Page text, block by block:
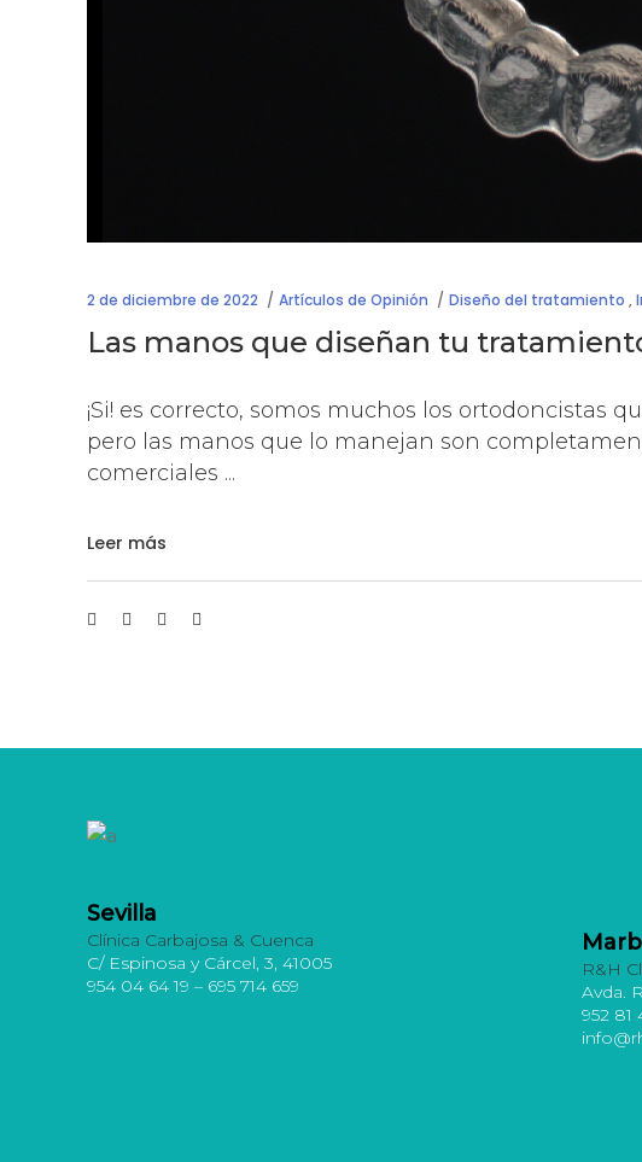
2 de diciembre de 2022 Artículos de Opinión Diseño del tratamiento ,
Las manos que diseñan tu
¡Si! es correcto, somos muchos los ortodoncistas
pero las manos que lo manejan son
comerciales
Leer más
Sevilla
Clínica Carbajosa & Cuenca
C/ Espinosa y Cárcel, 3, 41005
954 04 64 19 – 695 714 659
R&H
Avda.
952 81